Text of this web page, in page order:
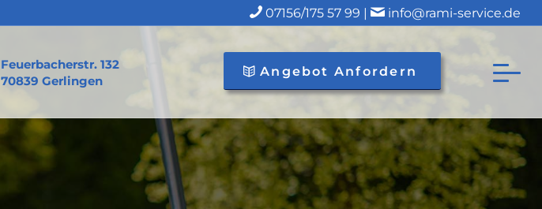
07156/175 57 99 | info@rami-service.de
Feuerbacherstr. 132
70839 Gerlingen
Angebot Anfordern